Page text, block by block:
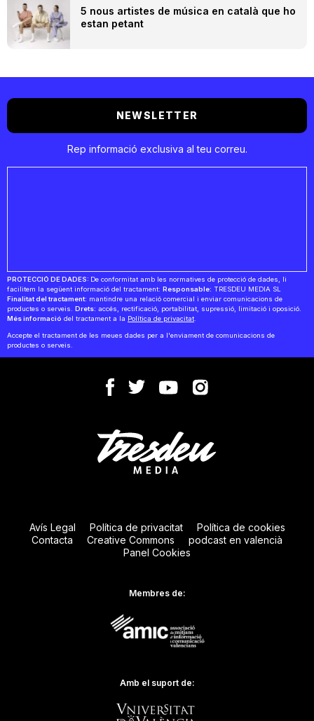
5 nous artistes de música en català que ho
estan petant
NEWSLETTER
Rep informació exclusiva al teu correu.
PROTECCIÓ DE DADES: De conformitat amb les normatives de protecció de dades, li
facilitem la següent informació del tractament: Responsable: TRESDEU MEDIA SL
Finalitat del tractament: mantindre una relació comercial i enviar comunicacions de
productes o serveis. Drets: accés, rectificació, portabilitat, supressió, limitació i oposició.
Més informació del tractament a la Política de privacitat
Accepte el tractament de les meues dades per a l'enviament de comunicacions de
productes o serveis.
Avís Legal Política de privacitat
Política de cookies
Contacta
Creative Commons
podcast en valencià
Panel Cookies
Membres de:
Amb el suport de: